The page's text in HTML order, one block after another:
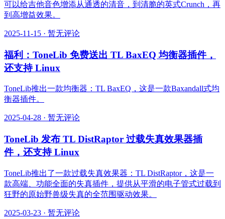
可以给吉他音色增添从通透的清音，到清脆的英式Crunch，再
到高增益效果。
2025-11-15 · 暂无评论
福利：ToneLib 免费送出 TL BaxEQ 均衡器插件，
还支持 Linux
ToneLib推出一款均衡器：TL BaxEQ，这是一款Baxandall式均
衡器插件。
2025-04-28 · 暂无评论
ToneLib 发布 TL DistRaptor 过载失真效果器插
件，还支持 Linux
ToneLib推出了一款过载失真效果器：TL DistRaptor，这是一
款高端、功能全面的失真插件，提供从平滑的电子管式过载到
狂野的原始野兽级失真的全范围驱动效果。
2025-03-23 · 暂无评论